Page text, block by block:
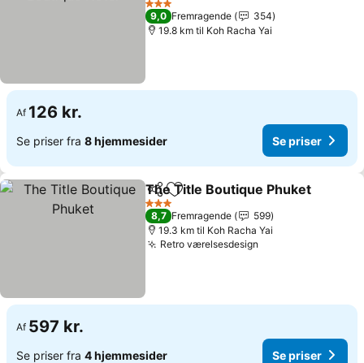
3 Stjerner
9,0 Fremragende
354
19.8 km til Koh Racha Yai
Af 126 kr.
Se priser fra 8 hjemmesider Se priser
Del Føj til favoritter
The Title Boutique Phuket
3 Stjerner
8,7 Fremragende
599
19.3 km til Koh Racha Yai
Retro værelsesdesign
Af 597 kr.
Se priser fra 4 hjemmesider Se priser